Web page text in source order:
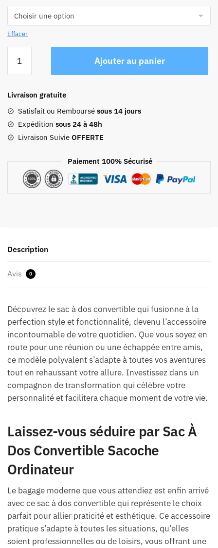
Effacer
Sac
Dos
Convertible
Sacoche
Ordinateur
Ajouter au panier
Livraison gratuite
Satisfait ou Remboursé sous 14 jours
Expédition sous 24 à 48h
Livraison Suivie OFFERTE
Paiement 100% Sécurisé
Description
Avis 0
Découvrez le sac à dos convertible qui fusionne à la
perfection style et fonctionnalité, devenu l’accessoire
incontournable de votre quotidien. Que vous soyez en
route pour une réunion ou une échappée entre amis,
ce modèle polyvalent s’adapte à toutes vos aventures
tout en rehaussant votre allure. Investissez dans un
compagnon de transformation qui célèbre votre
personnalité et facilitera chaque moment de votre vie.
Laissez-vous séduire par Sac À
Dos Convertible Sacoche
Ordinateur
Le bagage moderne que vous attendiez est enfin arrivé
avec ce sac à dos convertible qui représente le choix
parfait pour allier praticité et esthétique. Ce accessoire
pratique s’adapte à toutes les situations, qu’elles
soient professionnelles ou de loisirs, vous offrant une